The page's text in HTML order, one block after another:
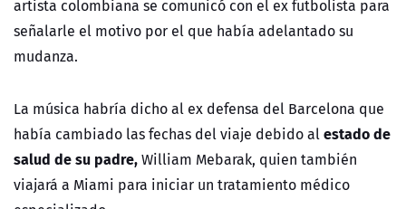
artista colombiana se comunicó con el ex futbolista para
señalarle el motivo por el que había adelantado su
mudanza.
La música habría dicho al ex defensa del Barcelona que
había cambiado las fechas del viaje debido alestado de
salud de su padre,William Mebarak, quien también
viajará a Miami para iniciar un tratamiento médico